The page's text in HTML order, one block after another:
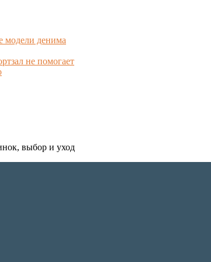
модели денима
не помогает
выбор и уход